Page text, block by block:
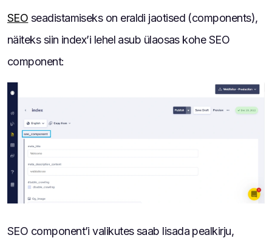
SEO seadistamiseks on eraldi jaotised (components),
näiteks siin index’i lehel asub ülaosas kohe SEO
component:
SEO component’i valikutes saab lisada pealkirju,